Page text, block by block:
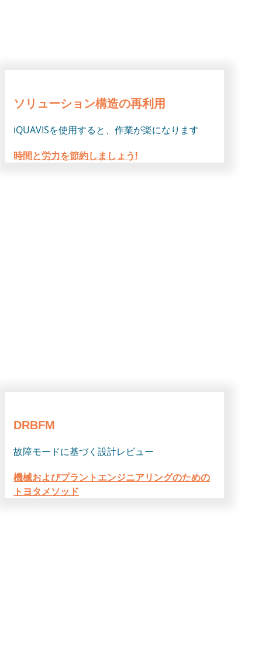
ソリューション構造の再利用
iQUAVISを使用すると、作業が楽になります
時間と労力を節約しましょう!
DRBFM
故障モードに基づく設計レビュー
機械およびプラントエンジニアリングのための
トヨタメソッド